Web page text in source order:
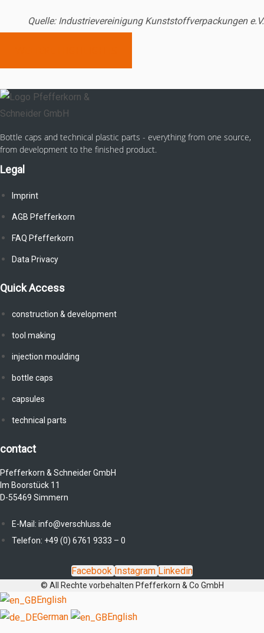
Quelle: Industrievereinigung Kunststoffverpackungen e.V.
Bottle caps and technical plastic parts - everything from one source,
from development to the finished product.
Legal
Imprint
AGB Pfefferkorn
FAQ Pfefferkorn
Data Privacy
Quick Access
construction & development
tool making
injection moulding
bottle caps
capsules
technical parts
contact
Pfefferkorn & Schneider GmbH
Im Boorstück 11
D-55469 Simmern
E-Mail: info@verschluss.de
Telefon: +49 (0) 6761 9333 – 0
Facebook Instagram Linkedin
© All Rechte vorbehalten Pfefferkorn & Co GmbH
English
German
English